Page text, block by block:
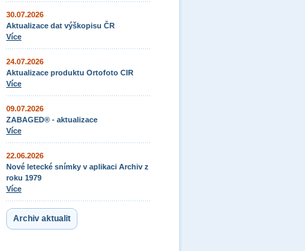
30.07.2026
Aktualizace dat výškopisu ČR
Více
24.07.2026
Aktualizace produktu Ortofoto CIR
Více
09.07.2026
ZABAGED® - aktualizace
Více
22.06.2026
Nové letecké snímky v aplikaci Archiv z
roku 1979
Více
Archiv aktualit